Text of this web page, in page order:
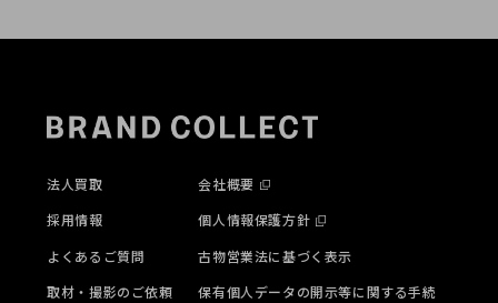
法人買取
採用情報
よくあるご質問
取材・撮影のご依頼
会社概要
個人情報保護方針
古物営業法に基づく表示
保有個人データの開示等に関する手続